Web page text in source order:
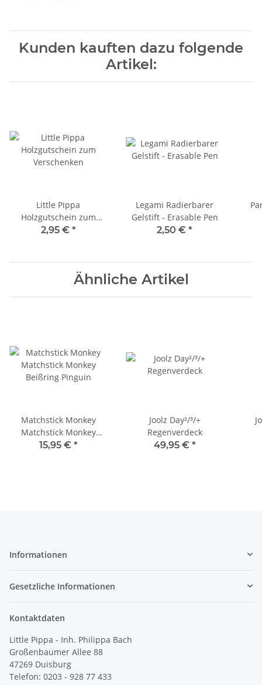
Kunden kauften dazu folgende
Artikel:
Little Pippa
Holzgutschein zum
Verschenken
2,95 € *
Legami Radierbarer
Gelstift - Erasable Pen
2,50 € *
Ähnliche Artikel
Matchstick Monkey
Matchstick Monkey
Beißring Pinguin
15,95 € *
Joolz Day²/³/+
Regenverdeck
49,95 € *
Informationen
Gesetzliche Informationen
Kontaktdaten
Little Pippa - Inh. Philippa Bach
Großenbaumer Allee 88
47269 Duisburg
Telefon: 0203 - 928 77 433